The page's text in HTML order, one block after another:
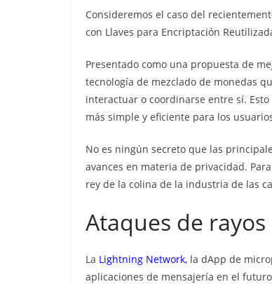
Consideremos el caso del
con Llaves para Encriptación
Presentado como una propuesta de
tecnología de mezclado de monedas
interactuar o coordinarse entre sí.
más simple y eficiente para los
No es ningún secreto que las
avances en materia de privacidad.
rey de la colina de la industria de las
Ataques de rayos
La Lightning Network, la dApp de
aplicaciones de mensajería en el